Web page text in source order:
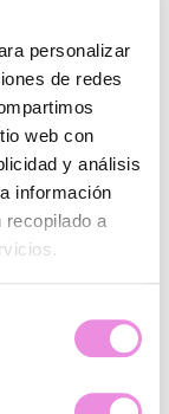
personalizar
de redes
web con
y análisis
información
recopilado a
en verano es
prácticas y
tus
disfrutar a
como
mantener